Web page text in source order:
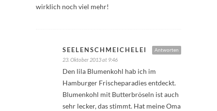
wirklich noch viel mehr!
Antworten
SEELENSCHMEICHELEI
23. Oktober 2013 at 9:46
Den lila Blumenkohl hab ich im
Hamburger Frischeparadies entdeckt.
Blumenkohl mit Butterbröseln ist auch
sehr lecker, das stimmt. Hat meine Oma